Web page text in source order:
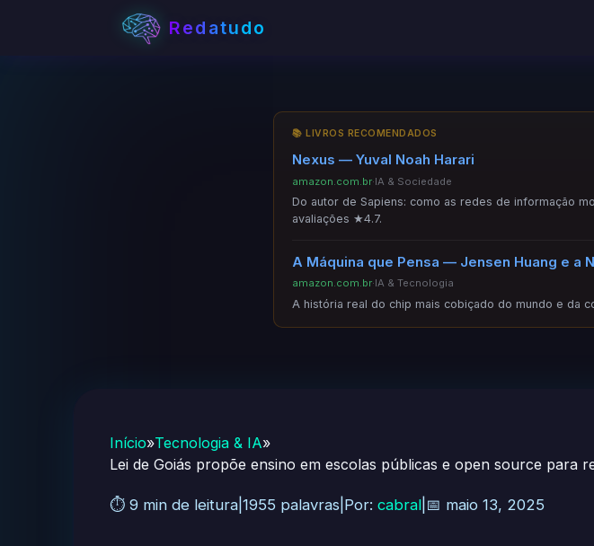
Redatudo
📚 LIVROS RECOMENDADOS
Nexus — Yuval Noah Harari
amazon.com.br·IA & Sociedade
Do autor de Sapiens: como as redes de informação
avaliações ★4.7.
A Máquina que Pensa — Jensen Huang e a
amazon.com.br·IA & Tecnologia
A história real do chip mais cobiçado do mundo e da
Início»Tecnologia & IA»
Lei de Goiás propõe ensino em escolas públicas e open source para
⏱️ 9 min de leitura 1955 palavras Por: cabral 📅 maio 13, 2025